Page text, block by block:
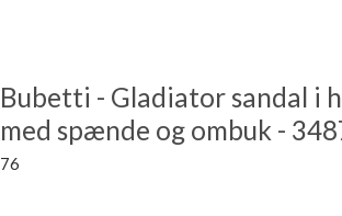
Bubetti - Gladiator sandal i
med spænde og ombuk -
76